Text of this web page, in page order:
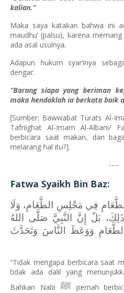
kalian.”
Maka saya katakan bahwa ini
maudhu’ (palsu), karena
ada asal usulnya.
Adapun hukum syar’inya
dengar:
“Barang siapa yang beriman
maka hendaklah ia berkata baik
[Sumber: Bawwabat Turats Al-
Tafriighat Al-Imam Al-Albani/
berbicara saat makan, dan
melarang hal itu?].
----
Fatwa Syaikh Bin Baz:
فِي مَجْلِسِ الطَّعَامِ، وَلَا
بَلْ إِنَّ النَّبِيَّ صَلَّى اللهُ
وَوَعَظَ النَّاسَ وَتَحَدَّثَ
“Tidak mengapa berbicara saat
tidak ada dalil yang
Bahkan Nabi ﷺ pernah